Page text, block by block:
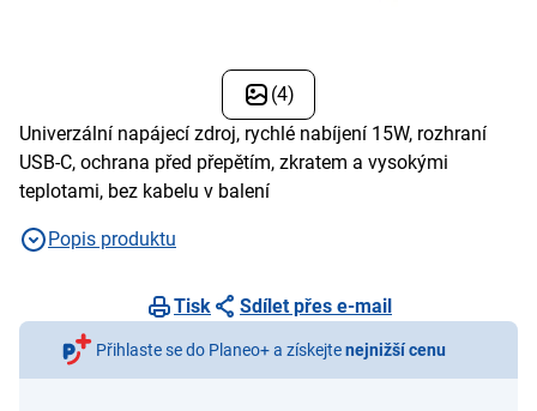
(4)
Univerzální napájecí zdroj, rychlé nabíjení 15W, rozhraní
USB-C, ochrana před přepětím, zkratem a vysokými
teplotami, bez kabelu v balení
Popis produktu
Tisk Sdílet přes e-mail
Přihlaste se do Planeo+ a získejtenejnižší cenu